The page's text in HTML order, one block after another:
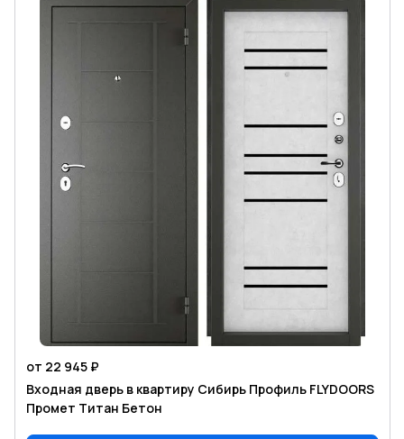
от 22 945 ₽
Входная дверь в квартиру Сибирь Профиль FLYDOORS
Промет Титан Бетон